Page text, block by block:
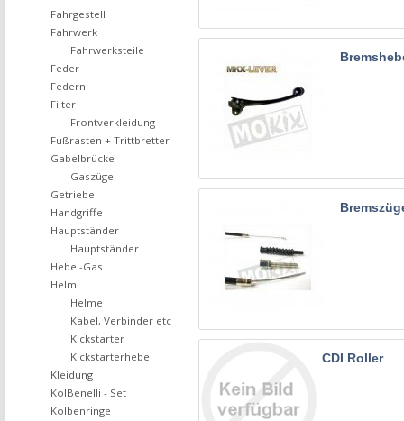
CDI Roller
Fahrgestell
Fahrwerk
Fahrwerksteile
Feder
Federn
Filter
Frontverkleidung
Fußrasten + Trittbretter
Gabelbrücke
Gaszüge
Getriebe
Handgriffe
Hauptständer
Hauptständer
Hebel-Gas
Helm
Helme
Kabel, Verbinder etc
Kickstarter
Kickstarterhebel
Kleidung
KolBenelli - Set
Kolbenringe